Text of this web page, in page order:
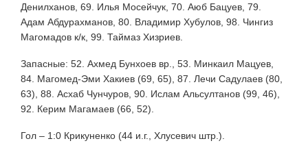
Денилханов, 69. Илья Мосейчук, 70. Аюб Бацуев, 79.
Адам Абдурахманов, 80. Владимир Хубулов, 98. Чингиз
Магомадов к/к, 99. Таймаз Хизриев.
Запасные: 52. Ахмед Бунхоев вр., 53. Минкаил Мацуев,
84. Магомед-Эми Хакиев (69, 65), 87. Лечи Садулаев (80,
63), 88. Асхаб Чунчуров, 90. Ислам Альсултанов (99, 46),
92. Керим Магамаев (66, 52).
Гол – 1:0 Крикуненко (44 и.г., Хлусевич штр.).